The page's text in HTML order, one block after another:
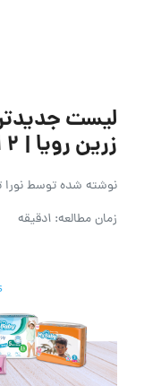
لیست
زرین رویا | 2 اردیبهشت 1405
نوشته شده توسط
زمان مطالعه: 1دقیقه